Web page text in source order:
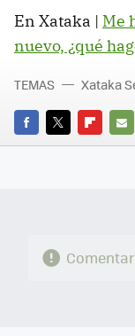
En Xataka | Me
nuevo, ¿qué
FACEBOOK
TWITTER
E-
TEMAS Xataka